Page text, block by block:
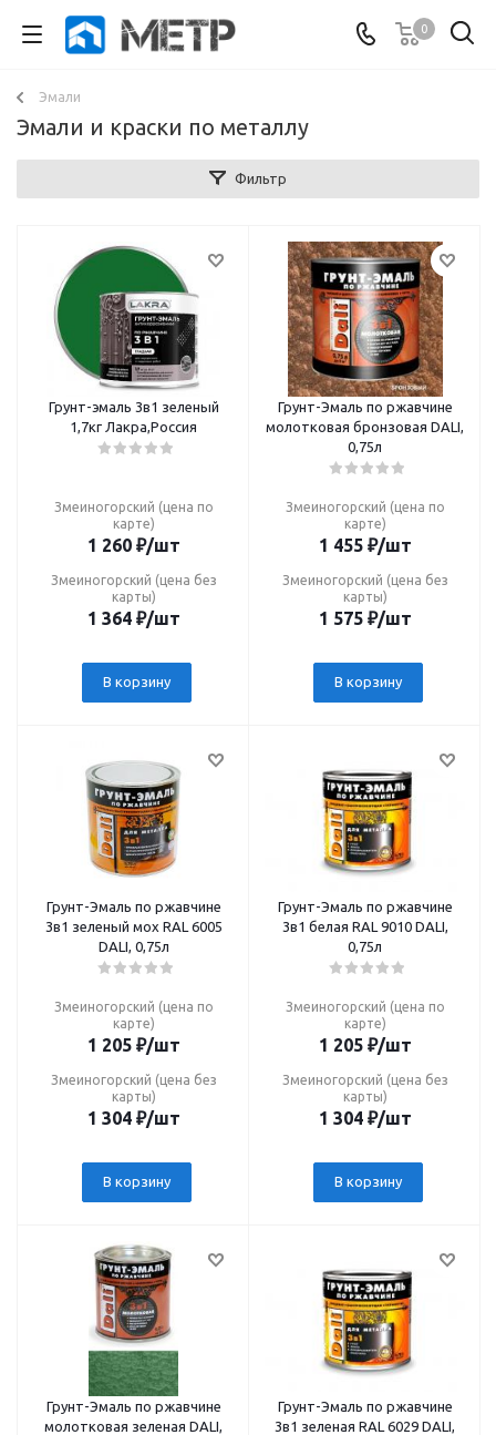
0
Эмали
Эмали и краски по металлу
Фильтр
Грунт-эмаль 3в1 зеленый
1,7кг Лакра,Россия
Змеиногорский (цена по
карте)
1 260₽/шт
Змеиногорский (цена без
карты)
1 364₽/шт
В корзину
Грунт-Эмаль по ржавчине
молотковая бронзовая DALI,
0,75л
Змеиногорский (цена по
карте)
1 455₽/шт
Змеиногорский (цена без
карты)
1 575₽/шт
В корзину
Грунт-Эмаль по ржавчине
3в1 зеленый мох RAL 6005
DALI, 0,75л
Змеиногорский (цена по
карте)
1 205₽/шт
Змеиногорский (цена без
карты)
1 304₽/шт
В корзину
Грунт-Эмаль по ржавчине
3в1 белая RAL 9010 DALI,
0,75л
Змеиногорский (цена по
карте)
1 205₽/шт
Змеиногорский (цена без
карты)
1 304₽/шт
В корзину
Грунт-Эмаль по ржавчине
молотковая зеленая DALI,
Грунт-Эмаль по ржавчине
3в1 зеленая RAL 6029 DALI,